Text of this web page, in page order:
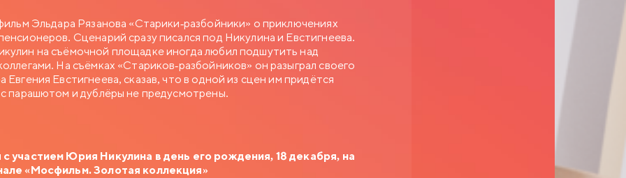
Эльдара Рязанова «Старики-разбойники» о приключениях
Сценарий сразу писался под Никулина и Евстигнеева.
на съёмочной площадке иногда любил подшутить над
На съёмках «Стариков-разбойников» он разыграл своего
Евгения Евстигнеева, сказав, что в одной из сцен им придётся
с парашютом и дублёры не предусмотрены.
участием Юрия Никулина в день его рождения, 18 декабря, на
«Мосфильм. Золотая коллекция»